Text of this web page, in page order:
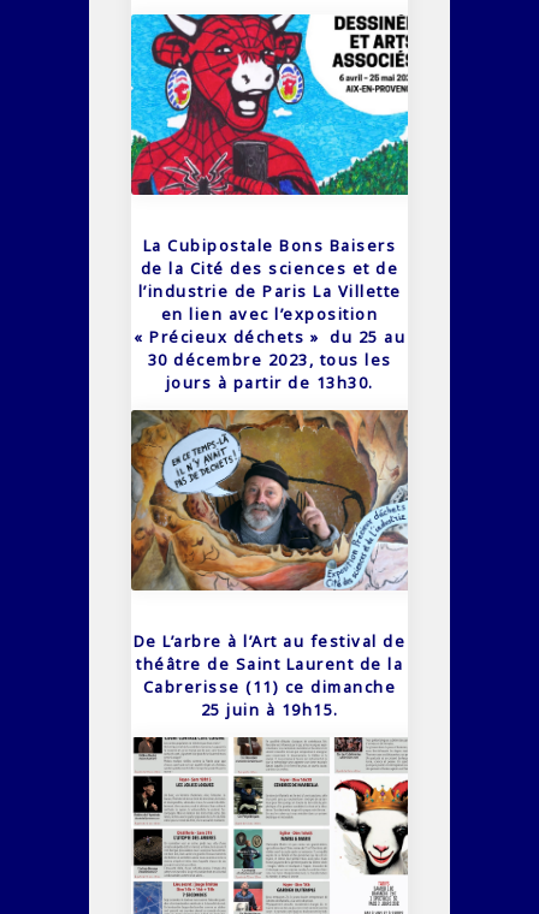
La Cubipostale Bons Baisers
de la Cité des sciences et de
l’industrie de Paris La Villette
en lien avec l’exposition
« Précieux déchets » du 25 au
30 décembre 2023, tous les
jours à partir de 13h30.
De L’arbre à l’Art au festival de
théâtre de Saint Laurent de la
Cabrerisse (11) ce dimanche
25 juin à 19h15.